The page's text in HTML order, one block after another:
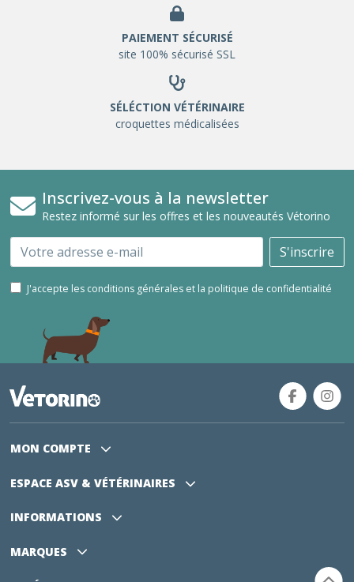
PAIEMENT SÉCURISÉ
site 100% sécurisé SSL
SÉLÉCTION VÉTÉRINAIRE
croquettes médicalisées
Inscrivez-vous à la newsletter
Restez informé sur les offres et les nouveautés Vétorino
Email S'inscrire
J'accepte les conditions générales et la politique de confidentialité
MON COMPTE
ESPACE ASV & VÉTÉRINAIRES
INFORMATIONS
MARQUES